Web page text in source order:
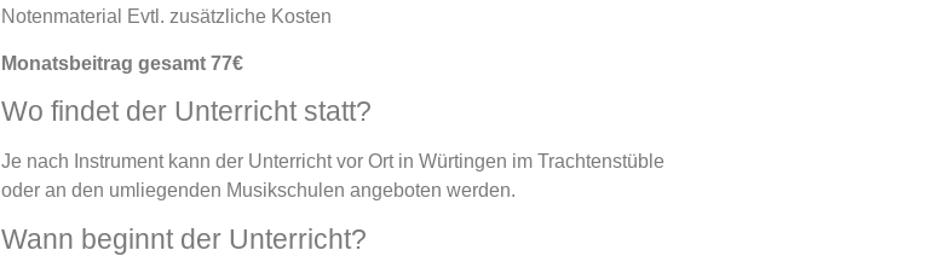
Notenmaterial Evtl. zusätzliche Kosten
Monatsbeitrag gesamt 77€
Wo findet der Unterricht statt?
Je nach Instrument kann der Unterricht vor Ort in Würtingen im Trachtenstüble
oder an den umliegenden Musikschulen angeboten werden.
Wann beginnt der Unterricht?